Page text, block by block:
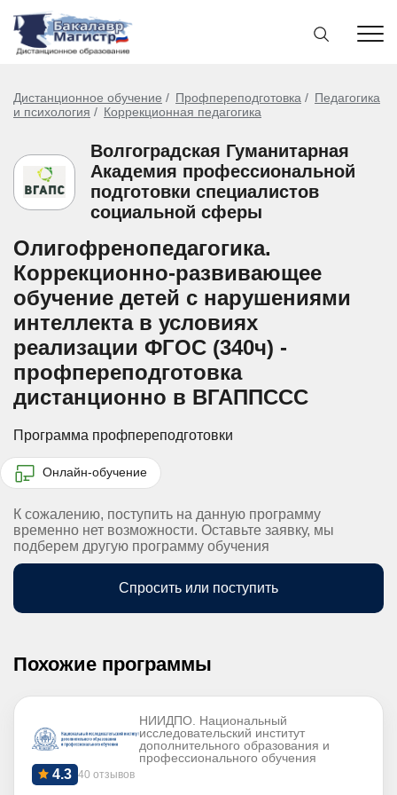
Дистанционное обучение Профпереподготовка
Педагогика
и психология
Коррекционная педагогика
Волгоградская Гуманитарная
Академия профессиональной
подготовки специалистов
социальной сферы
Олигофренопедагогика.
Коррекционно-развивающее
обучение детей с нарушениями
интеллекта в условиях
реализации ФГОС (340ч) -
профпереподготовка
дистанционно в ВГАППССС
Программа профпереподготовки
Онлайн-обучение
К сожалению, поступить на данную программу
временно нет возможности. Оставьте заявку, мы
подберем другую программу обучения
Спросить или поступить
Похожие программы
НИИДПО. Национальный
исследовательский институт
дополнительного образования и
профессионального обучения
40 отзывов
4.3